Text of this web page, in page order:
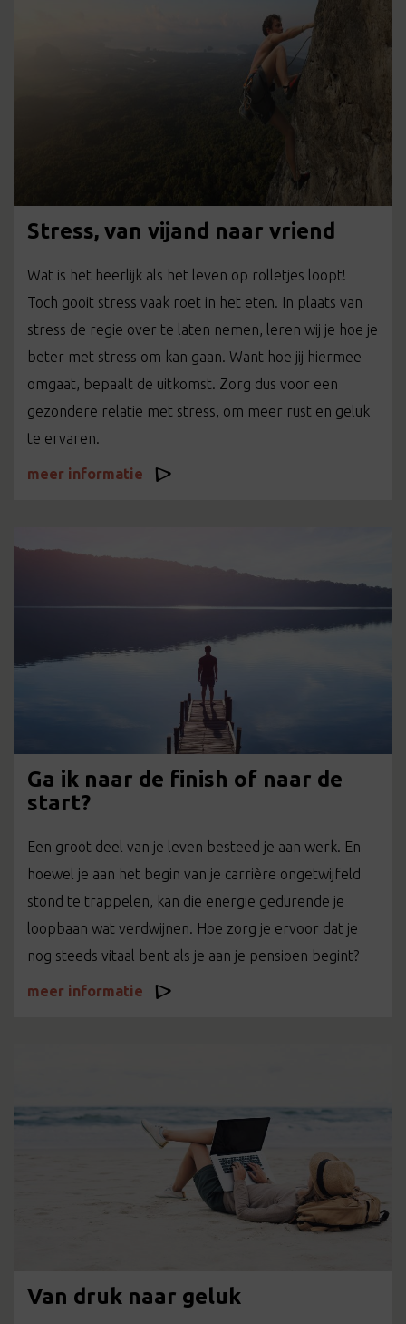
Stress, van vijand naar vriend
Wat is het heerlijk als het leven op rolletjes loopt!
Toch gooit stress vaak roet in het eten. In plaats van
stress de regie over te laten nemen, leren wij je hoe je
beter met stress om kan gaan. Want hoe jij hiermee
omgaat, bepaalt de uitkomst. Zorg dus voor een
gezondere relatie met stress, om meer rust en geluk
te ervaren.
meer informatie
Ga ik naar de finish of naar de
start?
Een groot deel van je leven besteed je aan werk. En
hoewel je aan het begin van je carrière ongetwijfeld
stond te trappelen, kan die energie gedurende je
loopbaan wat verdwijnen. Hoe zorg je ervoor dat je
nog steeds vitaal bent als je aan je pensioen begint?
meer informatie
Van druk naar geluk